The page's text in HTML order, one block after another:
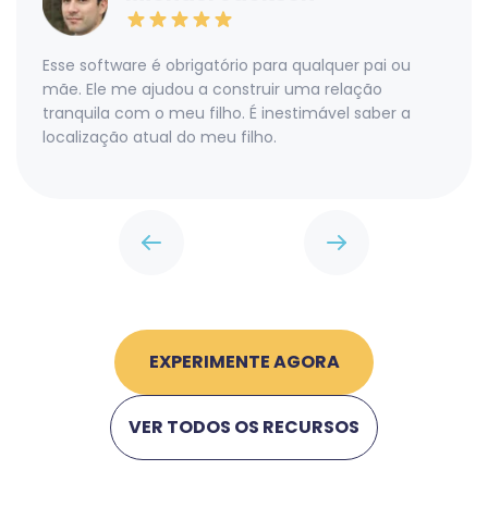
Esse software é obrigatório para qualquer pai ou
mãe. Ele me ajudou a construir uma relação
tranquila com o meu filho. É inestimável saber a
localização atual do meu filho.
EXPERIMENTE AGORA
VER TODOS OS RECURSOS